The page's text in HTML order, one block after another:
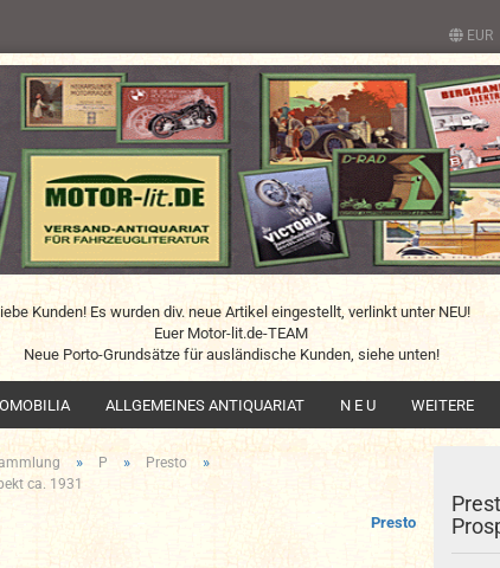
EUR
Kunden! Es wurden div. neue Artikel eingestellt, verlinkt unter NEU!
Euer Motor-lit.de-TEAM
Neue Porto-Grundsätze für ausländische Kunden, siehe unten!
ALLGEMEINES ANTIQUARIAT N E U WEITERE
» P » Presto »
ca. 1931
Presto